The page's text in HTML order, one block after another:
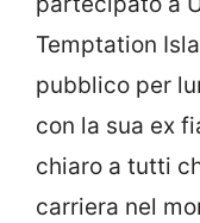
Temptation
pubblico per
con la sua ex
chiaro a tutti
carriera nel